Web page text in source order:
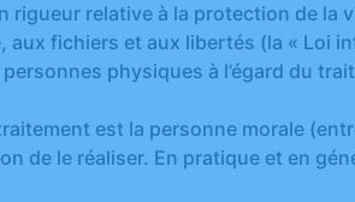
rigueur relative à la protection de la
aux fichiers et aux libertés (la « Loi
physiques à l’égard du
est la personne morale
de le réaliser. En pratique et en